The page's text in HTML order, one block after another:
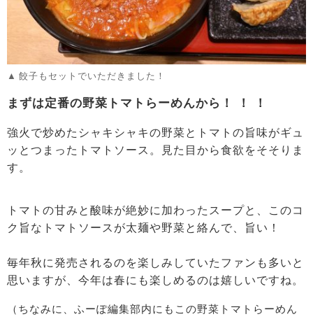
餃子もセットでいただきました！
まずは定番の野菜トマトらーめんから！ ！ ！
強火で炒めたシャキシャキの野菜とトマトの旨味がギュ
ッとつまったトマトソース。見た目から食欲をそそりま
す。
トマトの甘みと酸味が絶妙に加わったスープと、このコ
ク旨なトマトソースが太麺や野菜と絡んで、旨い！
毎年秋に発売されるのを楽しみしていたファンも多いと
思いますが、今年は春にも楽しめるのは嬉しいですね。
（ちなみに、ふーぽ編集部内にもこの野菜トマトらーめん